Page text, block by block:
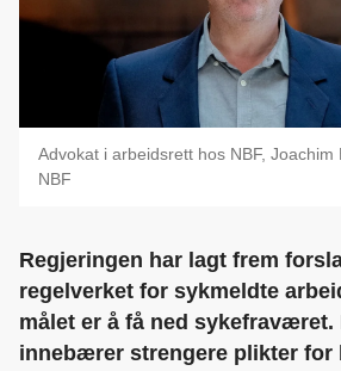
Advokat i arbeidsrett hos NBF, Joachim
NBF
Regjeringen har lagt frem
regelverket for sykmeldte
målet er å få ned sykefraværet.
innebærer strengere plikter for